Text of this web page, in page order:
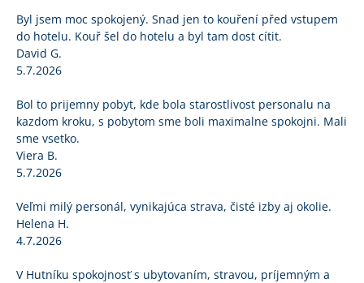
Byl jsem moc spokojený. Snad jen to kouření před vstupem
do hotelu. Kouř šel do hotelu a byl tam dost cítit.
David G.
5.7.2026
Bol to prijemny pobyt, kde bola starostlivost personalu na
kazdom kroku, s pobytom sme boli maximalne spokojni. Mali
sme vsetko.
Viera B.
5.7.2026
Veľmi milý personál, vynikajúca strava, čisté izby aj okolie.
Helena H.
4.7.2026
V Hutníku spokojnosť s ubytovaním, stravou, príjemným a